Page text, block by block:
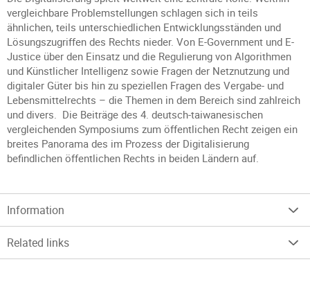
vergleichbare Problemstellungen schlagen sich in teils
ähnlichen, teils unterschiedlichen Entwicklungsständen und
Lösungszugriffen des Rechts nieder. Von E-Government und E-
Justice über den Einsatz und die Regulierung von Algorithmen
und Künstlicher Intelligenz sowie Fragen der Netznutzung und
digitaler Güter bis hin zu speziellen Fragen des Vergabe- und
Lebensmittelrechts – die Themen in dem Bereich sind zahlreich
und divers. Die Beiträge des 4. deutsch-taiwanesischen
vergleichenden Symposiums zum öffentlichen Recht zeigen ein
breites Panorama des im Prozess der Digitalisierung
befindlichen öffentlichen Rechts in beiden Ländern auf.
Information
Related links